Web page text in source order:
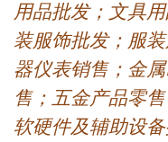
用品批发；文具
装服饰批发；服
器仪表销售；金
售；五金产品零
软硬件及辅助设